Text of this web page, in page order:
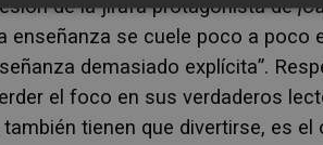
de la jirafa protagonista de
enseñanza se cuele poco a poco
demasiado explícita”.
el foco en sus verdaderos
tienen que divertirse, es